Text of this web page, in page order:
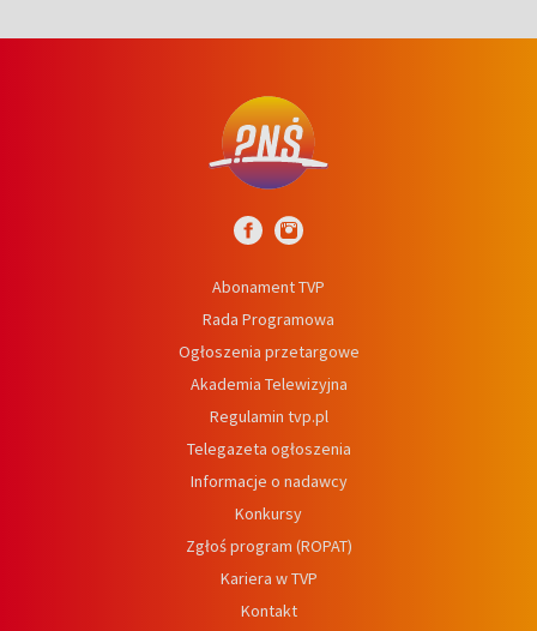
Abonament TVP
Rada Programowa
Ogłoszenia przetargowe
Akademia Telewizyjna
Regulamin tvp.pl
Telegazeta ogłoszenia
Informacje o nadawcy
Konkursy
Zgłoś program (ROPAT)
Kariera w TVP
Kontakt